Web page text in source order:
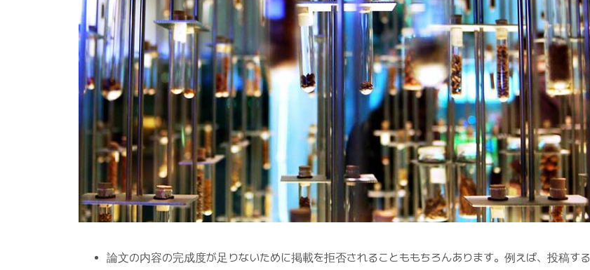
論文の内容の完成度が足りないために掲載を拒否されることももちろんあります。例えば、投稿する